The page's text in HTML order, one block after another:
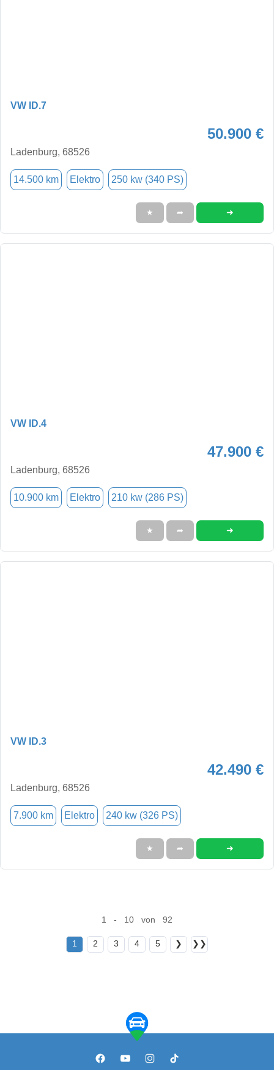
VW ID.7
50.900 €
Ladenburg, 68526
14.500 km Elektro 250 kw (340 PS)
★ ➦ ➜
VW ID.4
47.900 €
Ladenburg, 68526
10.900 km Elektro 210 kw (286 PS)
★ ➦ ➜
VW ID.3
42.490 €
Ladenburg, 68526
7.900 km Elektro 240 kw (326 PS)
★ ➦ ➜
1 - 10 von 92
1 2 3 4 5 ❯ ❯❯